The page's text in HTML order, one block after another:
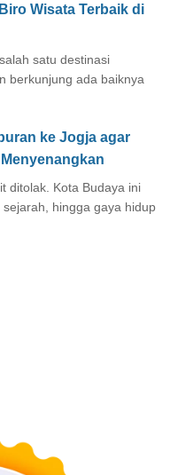
Wisata Terbaik di
satu destinasi
berkunjung ada baiknya
ke Jogja agar
ditolak. Kota Budaya ini
hingga gaya hidup